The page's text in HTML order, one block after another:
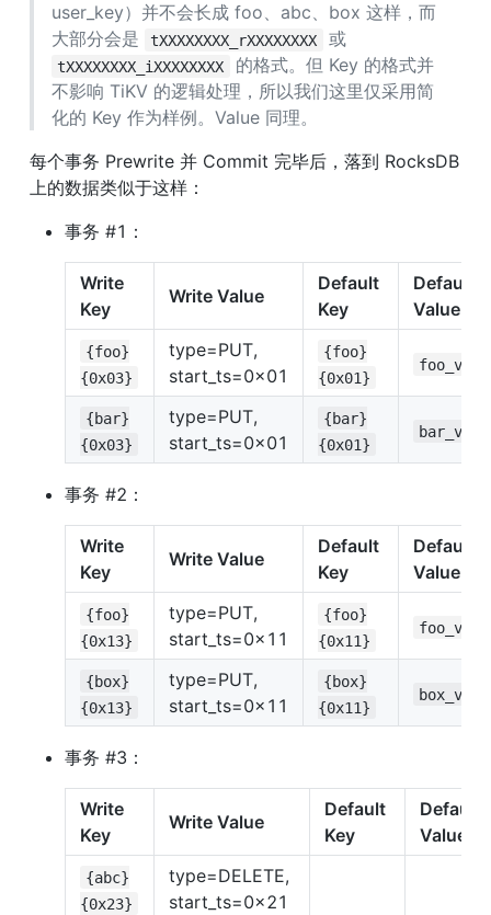
user_key）并不会长成 foo、abc、box 这样，而
大部分会是
tXXXXXXXX_rXXXXXXXX 或
tXXXXXXXX_iXXXXXXXX
的格式。但 Key 的格式并
不影响 TiKV 的逻辑处理，所以我们这里仅采用简
化的 Key 作为样例。Value 同理。
每个事务 Prewrite 并 Commit 完毕后，落到 RocksDB
上的数据类似于这样：
事务 #1：
Write
Key
Write Value
Default
Key
Default
Value
{foo}
{0x03}
type=PUT,
start_ts=0x01
{foo}
{0x01}
{bar}
{0x03}
type=PUT,
start_ts=0x01
{bar}
{0x01}
事务 #2：
Write
Key
Write Value
Default
Key
Default
Value
{foo}
{0x13}
type=PUT,
start_ts=0x11
{foo}
{0x11}
{box}
{0x13}
type=PUT,
start_ts=0x11
{box}
{0x11}
事务 #3：
Write
Key
Write Value
Default
Key
Default
Value
{abc}
{0x23}
type=DELETE,
start_ts=0x21